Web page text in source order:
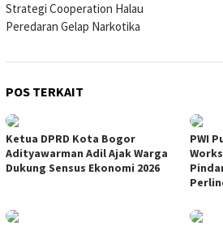
Strategi Cooperation Halau
Peredaran Gelap Narkotika
POS TERKAIT
Ketua DPRD Kota Bogor
Adityawarman Adil Ajak Warga
Dukung Sensus Ekonomi 2026
PWI